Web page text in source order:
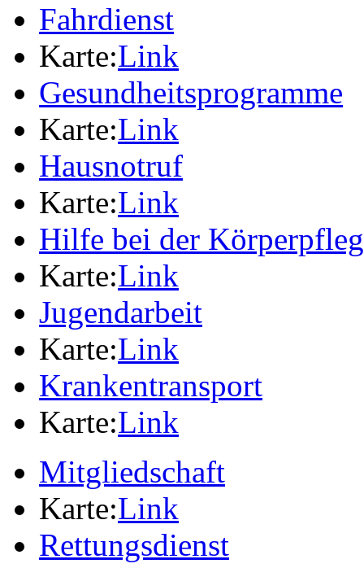
Fahrdienst
Karte:Link
Gesundheitsprogramme
Karte:Link
Hausnotruf
Karte:Link
Hilfe bei der
Karte:Link
Jugendarbeit
Karte:Link
Krankentransport
Karte:Link
Mitgliedschaft
Karte:Link
Rettungsdienst